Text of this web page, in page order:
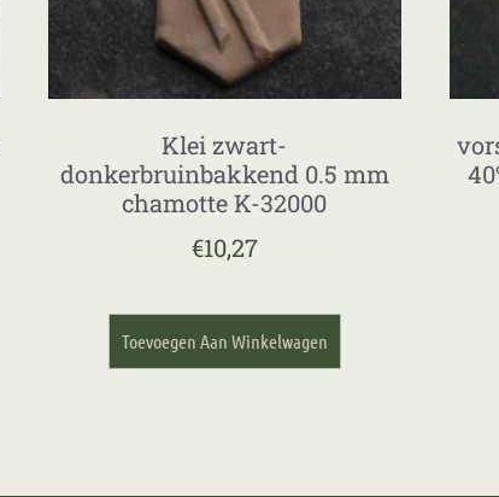
Klei zwart-
donkerbruinbakkend 0.5 mm
chamotte K-32000
€10,27
Toevoegen Aan Winkelwagen